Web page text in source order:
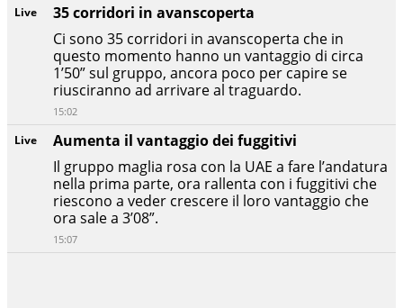
Live
Aumenta il vantaggio dei fuggitivi
Il gruppo maglia rosa con la UAE a fare l’andatura
nella prima parte, ora rallenta con i fuggitivi che
riescono a veder crescere il loro vantaggio che
ora sale a 3’08”.
15:07
Live
35 corridori in avanscoperta
Ci sono 35 corridori in avanscoperta che in
questo momento hanno un vantaggio di circa
1’50” sul gruppo, ancora poco per capire se
riusciranno ad arrivare al traguardo.
15:02